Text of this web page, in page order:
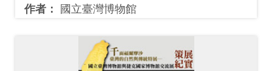
作者： 國立臺灣博物館